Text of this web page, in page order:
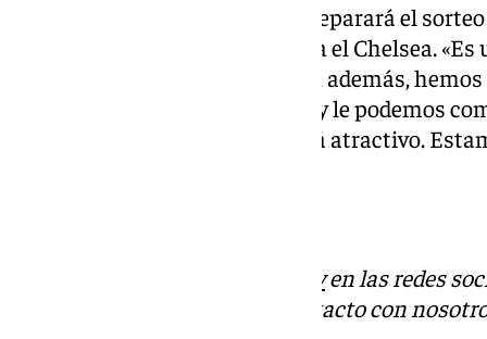
De cara al próximo envite que deparará el
ante la posibilidad de que tocara el Chelsea.
de Europa y es atractivo porque, además,
equipos grandes damos la cara y le podemos
de los dos enfrentamientos será atractivo.
101Tven las redes
. Puedes ponerte en contacto con